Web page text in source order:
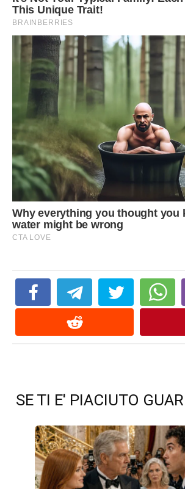
SE TI E' PIACIUTO